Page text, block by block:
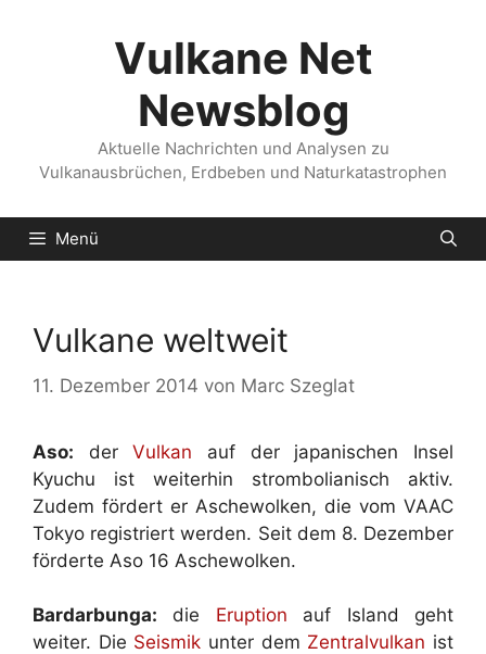
Vulkane Net
Newsblog
Aktuelle Nachrichten und Analysen zu
Vulkanausbrüchen, Erdbeben und Naturkatastrophen
Menü
Vulkane weltweit
11. Dezember 2014 von Marc Szeglat
Aso: derVulkan auf der japanischen Insel
Kyuchu ist weiterhin strombolianisch aktiv.
Zudem fördert er Aschewolken, die vom VAAC
Tokyo registriert werden. Seit dem 8. Dezember
förderte Aso 16 Aschewolken.
Bardarbunga: die Eruption auf Island geht
weiter. Die Seismik unter dem Zentralvulkan ist